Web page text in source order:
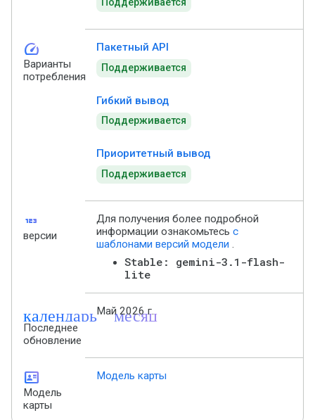
Поддерживается
speed
Варианты
потребления
Пакетный API
Поддерживается
Гибкий вывод
Поддерживается
Приоритетный вывод
Поддерживается
123
версии
Для получения более подробной
информации ознакомьтесь с
шаблонами версий модели .
Stable: gemini-3.1-flash-
lite
календарь_месяц
Последнее
обновление
Май 2026 г.
id_card
Модель
карты
Модель карты